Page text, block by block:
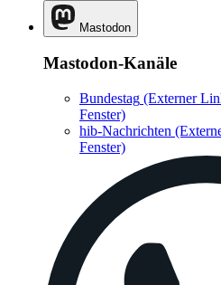
Mastodon
Mastodon-Kanäle
Bundestag (Externer
Fenster)
hib-Nachrichten
Fenster)